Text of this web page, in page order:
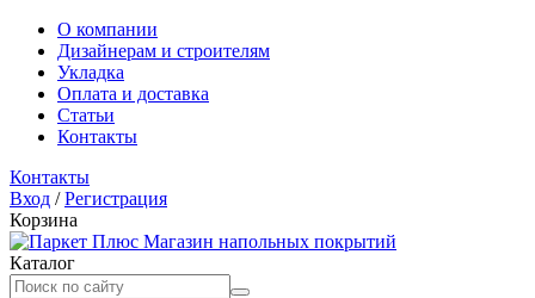
О компании
Дизайнерам и строителям
Укладка
Оплата и доставка
Статьи
Контакты
Контакты
Вход /Регистрация
Корзина
Магазин напольных покрытий
Каталог